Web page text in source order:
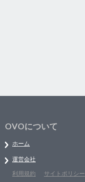
OVOについて
ホーム
運営会社
利用規約
サイトポリシー